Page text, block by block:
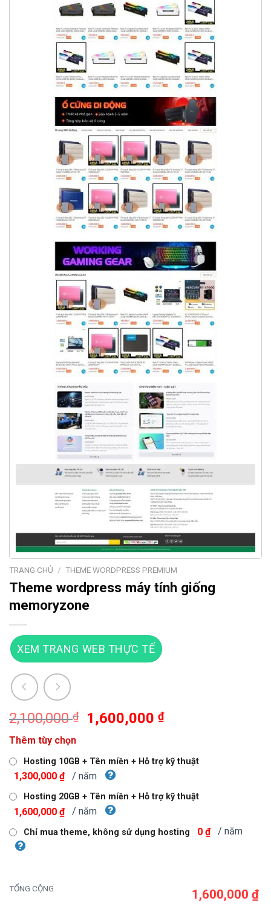
TRANG CHỦ / THEME WORDPRESS PREMIUM
Theme wordpress máy tính giống
memoryzone
XEM TRANG WEB THỰC TẾ
2,100,000₫
Giá
2,100,000 ₫.
1,600,000₫Giá
là:
Thêm tùy chọn
Hosting 10GB + Tên miền + Hỗ trợ kỹ thuật
1,300,000 ₫ / năm
Hosting 20GB + Tên miền + Hỗ trợ kỹ thuật
1,600,000 ₫ / năm
Chỉ mua theme, không sử dụng hosting 0 ₫ / năm
TỔNG CỘNG 1,600,000 ₫